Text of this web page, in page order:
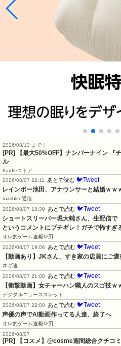
2026/08/13 まで！
[PR] 【最大50%OFF】ナンバーナイン 『
ル
Kindleストア
2026/08/07 22:11
あとで読む 🐦Tweet
レインボー池田、アナウンサーと結婚ｗｗ
mashlife通信
2026/08/07 18:30
あとで読む 🐦Tweet
ショートスリーパー堀大輔さん、生配信で
というコメントにブチギレ！ガチで怖すぎ
オレ的ゲーム速報＠刃
2026/08/07 19:06
あとで読む 🐦Tweet
【動画あり】JKさん、すき家の店員にご
ネギ速
2026/08/07 21:08
あとで読む 🐦Tweet
【衝撃動画】女チャーハン職人のスゴ技ｗ
デジタルニューススレッド
2026/08/07 22:00
あとで読む 🐦Tweet
声優の声でAI動画作ってる人達、終了へ
オレ的ゲーム速報＠刃
2026/08/07
[PR] 【コスメ】@cosme週間総合クチコ